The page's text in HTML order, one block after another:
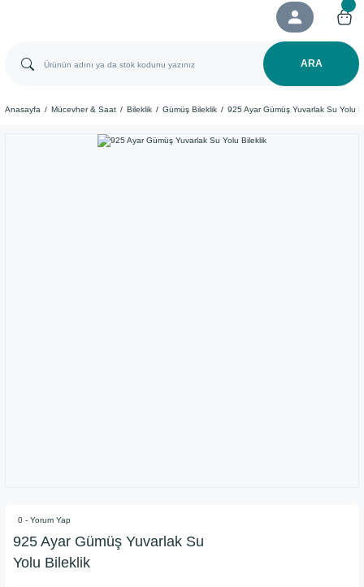
ARA
Anasayfa Mücevher & Saat Bileklik Gümüş Bileklik 925 Ayar Gümüş Yuvarlak Su Yolu
0 - Yorum Yap
925 Ayar Gümüş Yuvarlak Su
Yolu Bileklik